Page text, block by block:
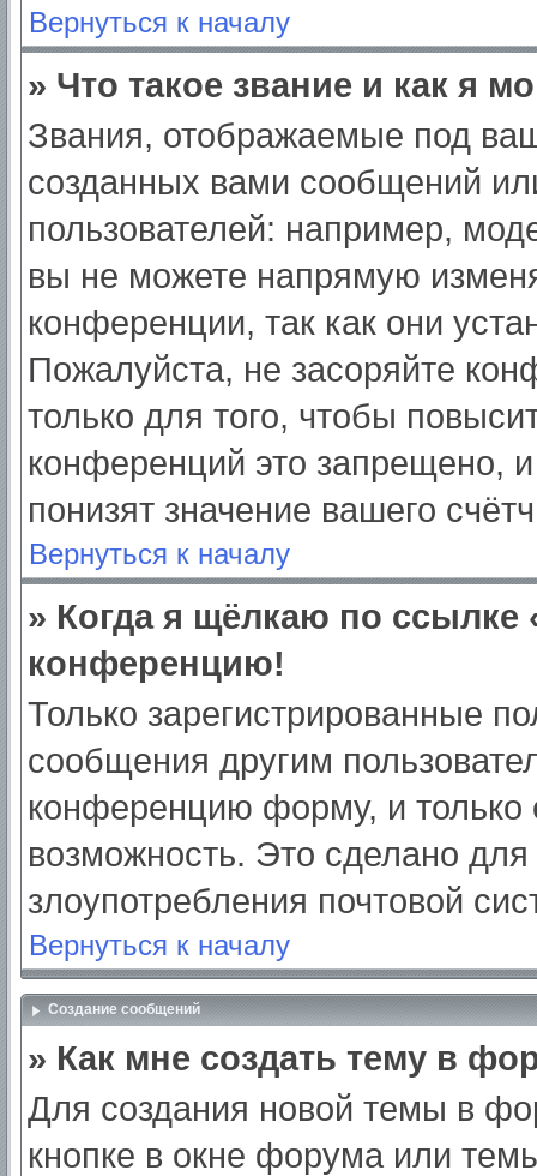
Вернуться к началу
» Что такое звание и как я
Звания, отображаемые под
созданных вами сообщений
пользователей: например,
вы не можете напрямую
конференции, так как они
Пожалуйста, не засоряйте
только для того, чтобы
конференций это запрещено,
понизят значение вашего
Вернуться к началу
» Когда я щёлкаю по ссылке
конференцию!
Только зарегистрированные
сообщения другим
конференцию форму, и только
возможность. Это сделано для
злоупотребления почтовой
Вернуться к началу
Создание сообщений
» Как мне создать тему в
Для создания новой темы в
кнопке в окне форума или